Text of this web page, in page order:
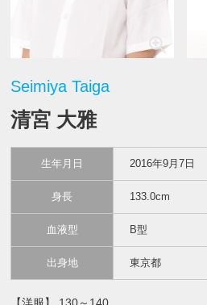
Seimiya Taiga
清宮 大雅
生年月日 2016年9月7日
身長 133.0cm
血液型 B型
出身地 東京都